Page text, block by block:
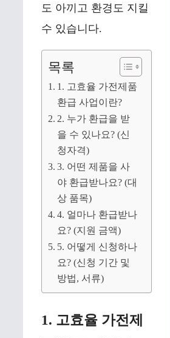
도 아끼고 환경도 지킬
수 있습니다.
목록
1. 고효율 가전제품
환급 사업이란?
2. 누가 환급을 받
을 수 있나요? (신
청자격)
3. 어떤 제품을 사
야 환급받나요? (대
상 품목)
4. 얼마나 환급받나
요? (지원 금액)
5. 어떻게 신청하나
요? (신청 기간 및
방법, 서류)
1. 고효율 가전제